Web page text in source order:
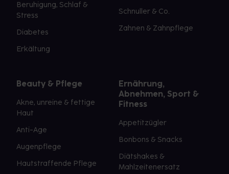
Beruhigung, Schlaf &
Stress
Diabetes
Erkältung
Schnuller & Co.
Zahnen & Zahnpflege
Beauty & Pflege
Akne, unreine & fettige
Haut
Anti-Age
Augenpflege
Hautstraffende Pflege
Ernährung,
Abnehmen, Sport &
Fitness
Appetitzügler
Bonbons & Snacks
Diätshakes &
Mahlzeitenersatz